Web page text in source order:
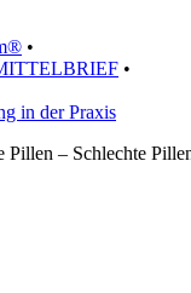
•
•
in der Praxis
– Schlechte